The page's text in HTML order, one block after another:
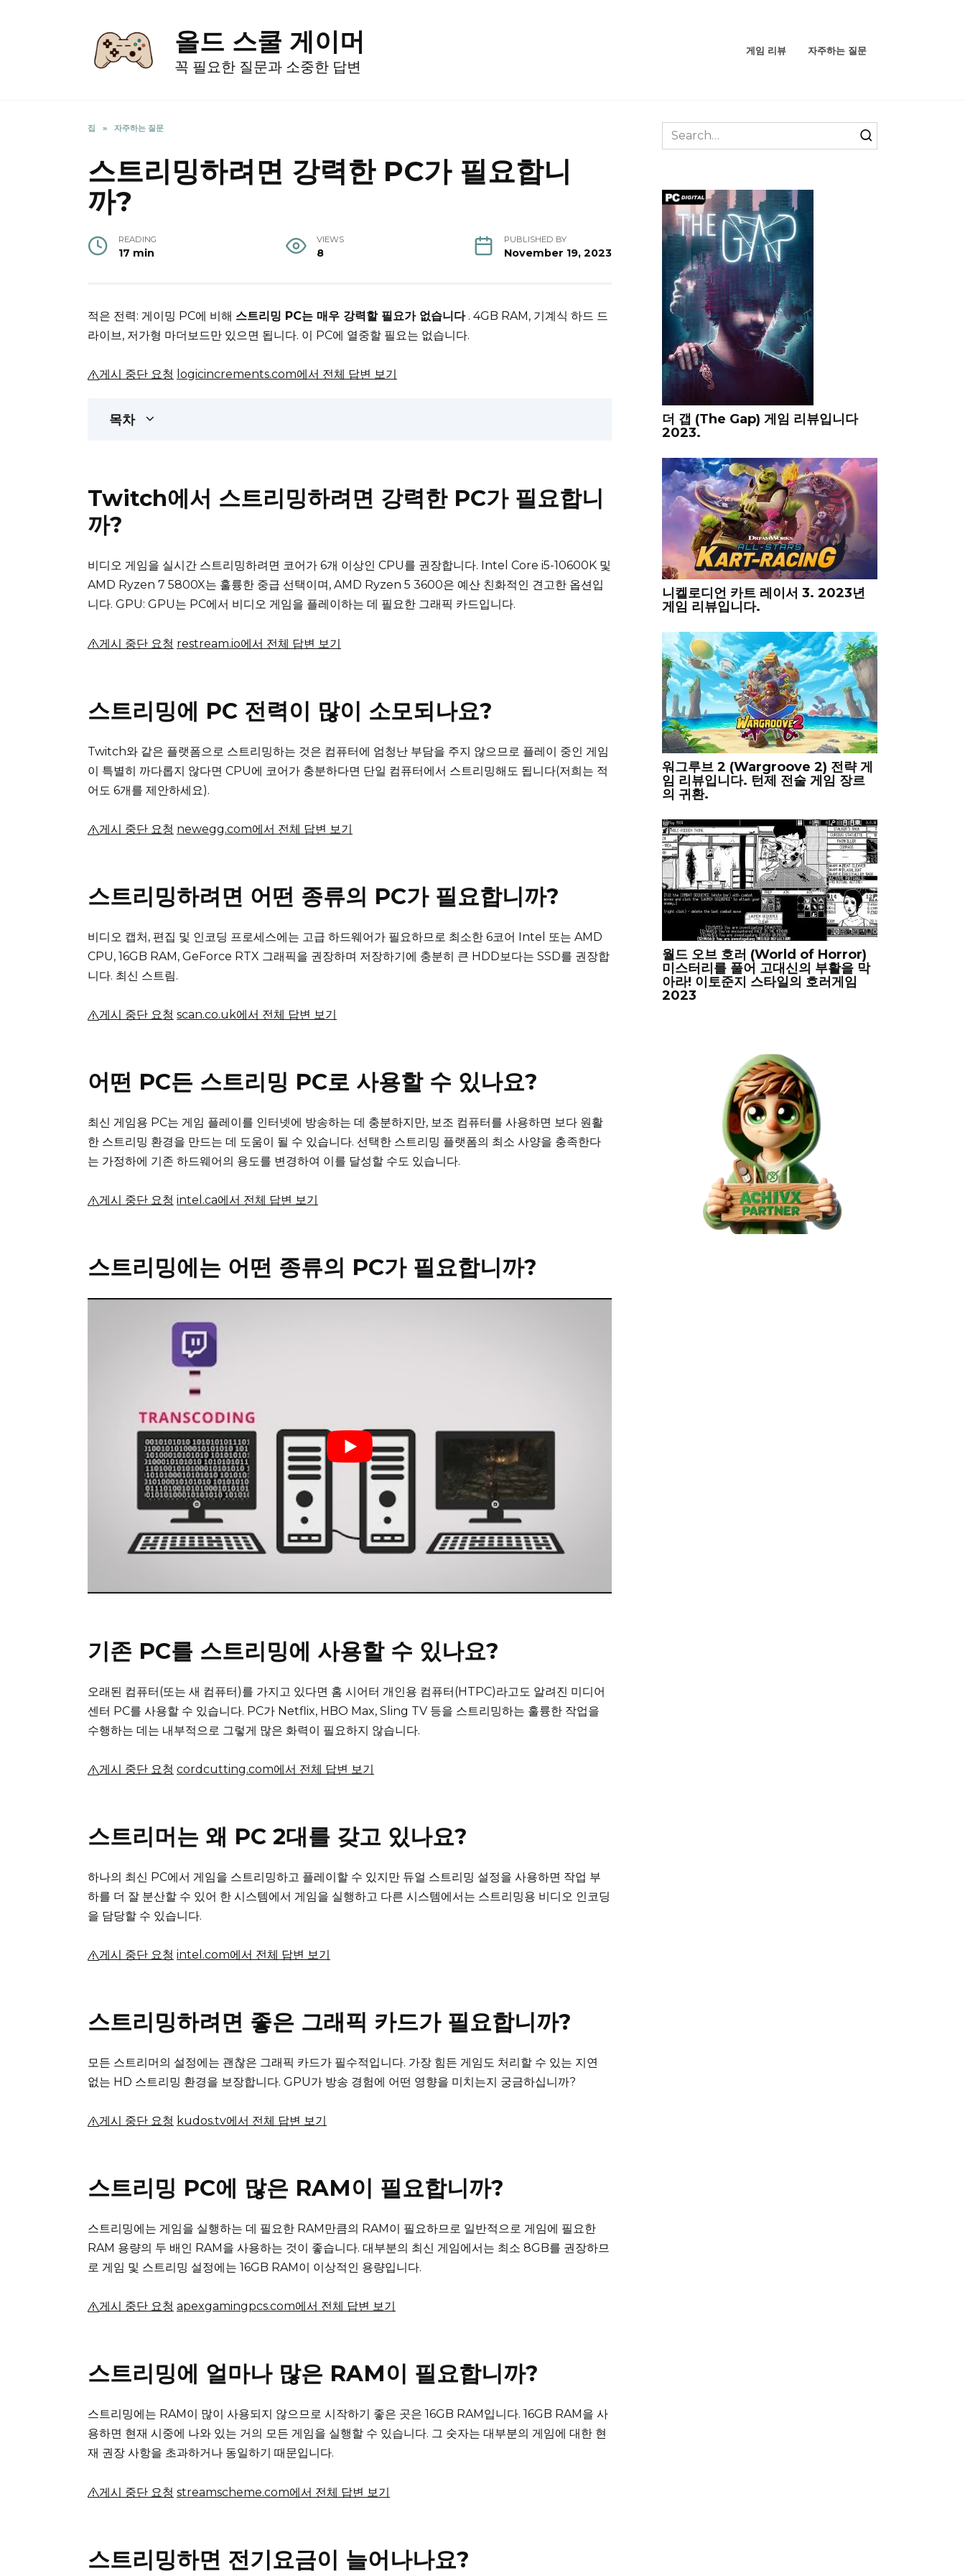
올드 스쿨 게이머
꼭 필요한 질문과 소중한 답변
게임 리뷰 자주하는 질문
집 » 자주하는 질문
스트리밍하려면 강력한 PC가 필요합니
까?
READING
17 min
VIEWS
8
PUBLISHED BY
November 19, 2023
적은 전력: 게이밍 PC에 비해 스트리밍 PC는 매우 강력할 필요가 없습니다. 4GB RAM, 기계식 하드 드
라이브, 저가형 마더보드만 있으면 됩니다. 이 PC에 열중할 필요는 없습니다.
게시 중단 요청 logicincrements.com에서 전체 답변 보기
목차
Twitch에서 스트리밍하려면 강력한 PC가 필요합니
까?
비디오 게임을 실시간 스트리밍하려면 코어가 6개 이상인 CPU를 권장합니다. Intel Core i5-10600K 및
AMD Ryzen 7 5800X는 훌륭한 중급 선택이며, AMD Ryzen 5 3600은 예산 친화적인 견고한 옵션입
니다. GPU: GPU는 PC에서 비디오 게임을 플레이하는 데 필요한 그래픽 카드입니다.
게시 중단 요청 restream.io에서 전체 답변 보기
스트리밍에 PC 전력이 많이 소모되나요?
Twitch와 같은 플랫폼으로 스트리밍하는 것은 컴퓨터에 엄청난 부담을 주지 않으므로 플레이 중인 게임
이 특별히 까다롭지 않다면 CPU에 코어가 충분하다면 단일 컴퓨터에서 스트리밍해도 됩니다(저희는 적
어도 6개를 제안하세요).
게시 중단 요청 newegg.com에서 전체 답변 보기
스트리밍하려면 어떤 종류의 PC가 필요합니까?
비디오 캡처, 편집 및 인코딩 프로세스에는 고급 하드웨어가 필요하므로 최소한 6코어 Intel 또는 AMD
CPU, 16GB RAM, GeForce RTX 그래픽을 권장하며 저장하기에 충분히 큰 HDD보다는 SSD를 권장합
니다. 최신 스트림.
게시 중단 요청 scan.co.uk에서 전체 답변 보기
어떤 PC든 스트리밍 PC로 사용할 수 있나요?
최신 게임용 PC는 게임 플레이를 인터넷에 방송하는 데 충분하지만, 보조 컴퓨터를 사용하면 보다 원활
한 스트리밍 환경을 만드는 데 도움이 될 수 있습니다. 선택한 스트리밍 플랫폼의 최소 사양을 충족한다
는 가정하에 기존 하드웨어의 용도를 변경하여 이를 달성할 수도 있습니다.
게시 중단 요청 intel.ca에서 전체 답변 보기
스트리밍에는 어떤 종류의 PC가 필요합니까?
기존 PC를 스트리밍에 사용할 수 있나요?
오래된 컴퓨터(또는 새 컴퓨터)를 가지고 있다면 홈 시어터 개인용 컴퓨터(HTPC)라고도 알려진 미디어
센터 PC를 사용할 수 있습니다. PC가 Netflix, HBO Max, Sling TV 등을 스트리밍하는 훌륭한 작업을
수행하는 데는 내부적으로 그렇게 많은 화력이 필요하지 않습니다.
게시 중단 요청 cordcutting.com에서 전체 답변 보기
스트리머는 왜 PC 2대를 갖고 있나요?
하나의 최신 PC에서 게임을 스트리밍하고 플레이할 수 있지만 듀얼 스트리밍 설정을 사용하면 작업 부
하를 더 잘 분산할 수 있어 한 시스템에서 게임을 실행하고 다른 시스템에서는 스트리밍용 비디오 인코딩
을 담당할 수 있습니다.
게시 중단 요청 intel.com에서 전체 답변 보기
스트리밍하려면 좋은 그래픽 카드가 필요합니까?
모든 스트리머의 설정에는 괜찮은 그래픽 카드가 필수적입니다. 가장 힘든 게임도 처리할 수 있는 지연
없는 HD 스트리밍 환경을 보장합니다. GPU가 방송 경험에 어떤 영향을 미치는지 궁금하십니까?
게시 중단 요청 kudos.tv에서 전체 답변 보기
스트리밍 PC에 많은 RAM이 필요합니까?
스트리밍에는 게임을 실행하는 데 필요한 RAM만큼의 RAM이 필요하므로 일반적으로 게임에 필요한
RAM 용량의 두 배인 RAM을 사용하는 것이 좋습니다. 대부분의 최신 게임에서는 최소 8GB를 권장하므
로 게임 및 스트리밍 설정에는 16GB RAM이 이상적인 용량입니다.
게시 중단 요청 apexgamingpcs.com에서 전체 답변 보기
스트리밍에 얼마나 많은 RAM이 필요합니까?
스트리밍에는 RAM이 많이 사용되지 않으므로 시작하기 좋은 곳은 16GB RAM입니다. 16GB RAM을 사
용하면 현재 시중에 나와 있는 거의 모든 게임을 실행할 수 있습니다. 그 숫자는 대부분의 게임에 대한 현
재 권장 사항을 초과하거나 동일하기 때문입니다.
게시 중단 요청 streamscheme.com에서 전체 답변 보기
스트리밍하면 전기요금이 늘어나나요?
Search
for:
더 갭 (The Gap) 게임 리뷰입니다
2023.
니켈로디언 카트 레이서 3. 2023년
게임 리뷰입니다.
워그루브 2 (Wargroove 2) 전략 게
임 리뷰입니다. 턴제 전술 게임 장르
의 귀환.
월드 오브 호러 (World of Horror)
미스터리를 풀어 고대신의 부활을 막
아라! 이토준지 스타일의 호러게임
2023